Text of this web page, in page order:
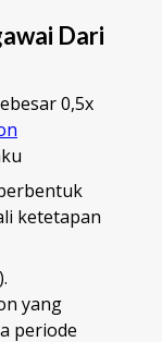
Dari
0,5x
ketetapan
yang
periode